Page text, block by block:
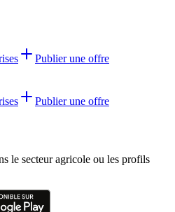
Publier une offre
Publier une offre
le secteur agricole ou les profils